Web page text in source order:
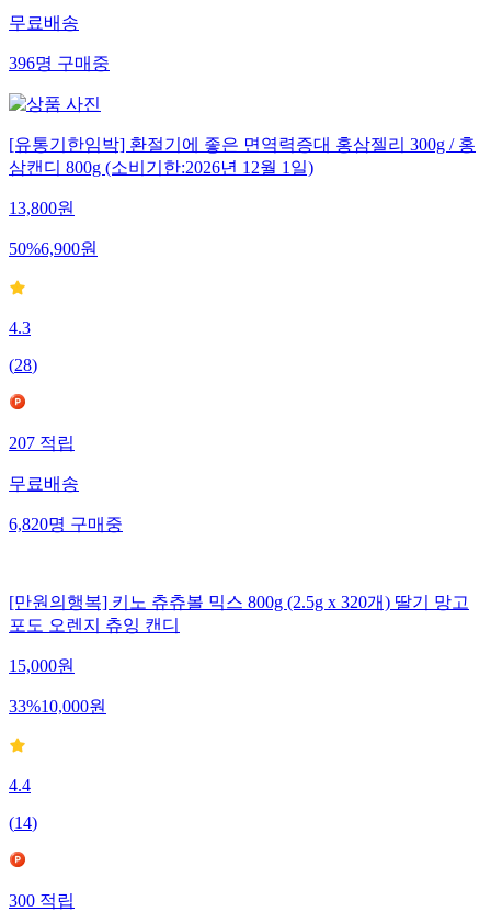
무료배송
396명 구매중
[유통기한임박] 환절기에 좋은 면역력증대 홍삼젤리 300g / 홍
삼캔디 800g (소비기한:2026년 12월 1일)
13,800원
50%6,900원
4.3
(28)
207 적립
무료배송
6,820명 구매중
[만원의행복] 키노 츄츄볼 믹스 800g (2.5g x 320개) 딸기 망고
포도 오렌지 츄잉 캔디
15,000원
33%10,000원
4.4
(14)
300 적립